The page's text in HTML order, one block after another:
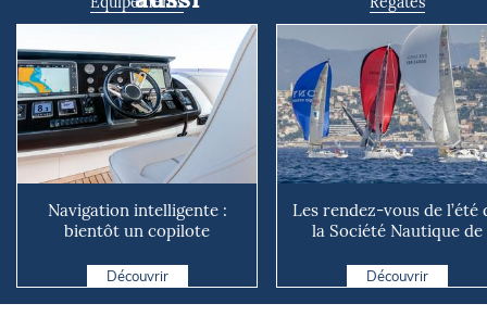
Navigation intelligente :
bientôt un copilote
Découvrir
Les rendez-vous de l’été
la Société Nautique de
Découvrir